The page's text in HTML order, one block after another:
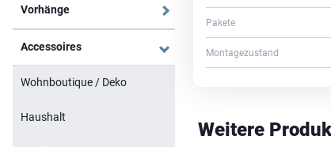
Vorhänge
Accessoires
Wohnboutique / Deko
Haushalt
Pakete
Montagezustand
Weitere